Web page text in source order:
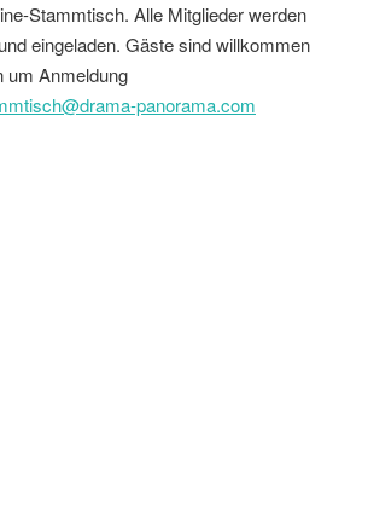
Stammtisch. Alle Mitglieder werden
eingeladen. Gäste sind willkommen
um Anmeldung
panorama.com